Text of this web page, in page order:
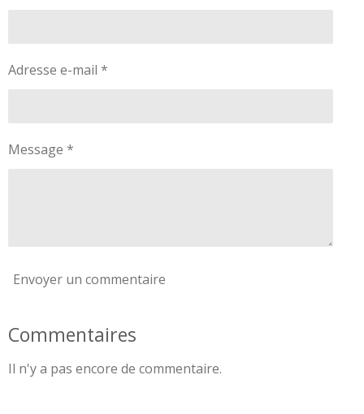
Adresse e-mail *
Message *
Envoyer un commentaire
Commentaires
Il n'y a pas encore de commentaire.